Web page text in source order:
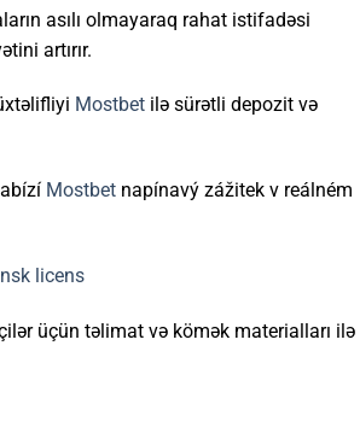
asılı olmayaraq rahat istifadəsi
artırır.
Mostbet ilə sürətli depozit və
Mostbet napínavý zážitek v reálném
licens
üçün təlimat və kömək materialları ilə